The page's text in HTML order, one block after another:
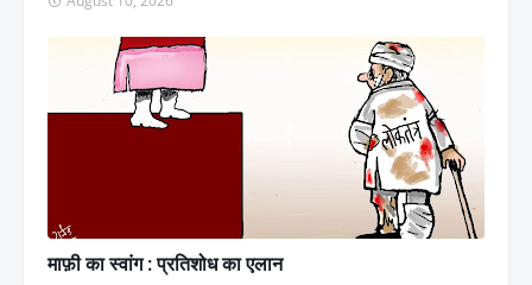
माफ़ी का स्वांग : प्रतिशोध का एलान